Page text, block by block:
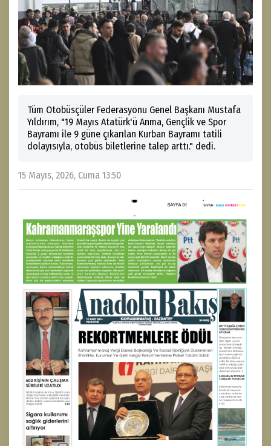
Tüm Otobüsçüler Federasyonu Genel Başkanı Mustafa
Yıldırım, "19 Mayıs Atatürk'ü Anma, Gençlik ve Spor
Bayramı ile 9 güne çıkarılan Kurban Bayramı tatili
dolayısıyla, otobüs biletlerine talep arttı." dedi.
15 Mayıs, 2026, Cuma 13:50